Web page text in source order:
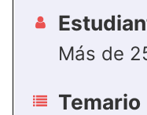
Más de
Temario